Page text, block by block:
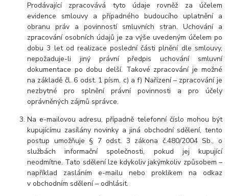
Prodávající zpracovává tyto údaje rovněž za účelem
evidence smlouvy a případného budoucího uplatnění a
obranu práv a povinností smluvních stran. Uchování a
zpracování osobních údajů je za výše uvedeným účelem po
dobu3 letod realizace poslední části plnění dle smlouvy,
nepožaduje-li jiný právní předpis uchování smluvní
dokumentace po dobu delší. Takové zpracování je možné
na základě čl. 6 odst. 1 písm. c) a f) Nařízení – zpracování je
nezbytné pro splnění právní povinnosti a pro účely
oprávněných zájmů správce.
Na e-mailovou adresu, případně telefonní číslo mohou být
kupujícímu zasílány novinky a jiná obchodní sdělení, tento
postup umožňuje § 7 odst. 3 zákona č.480/2004 Sb., o
službách informační společnosti, pokud jej kupující
neodmítne. Tato sdělení lze kdykoliv jakýmkoliv způsobem –
například zasláním e-mailu nebo proklikem na odkaz
v obchodním sdělení – odhlásit.